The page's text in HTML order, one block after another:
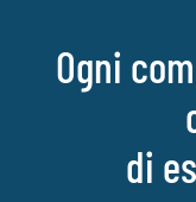
Ogni
di